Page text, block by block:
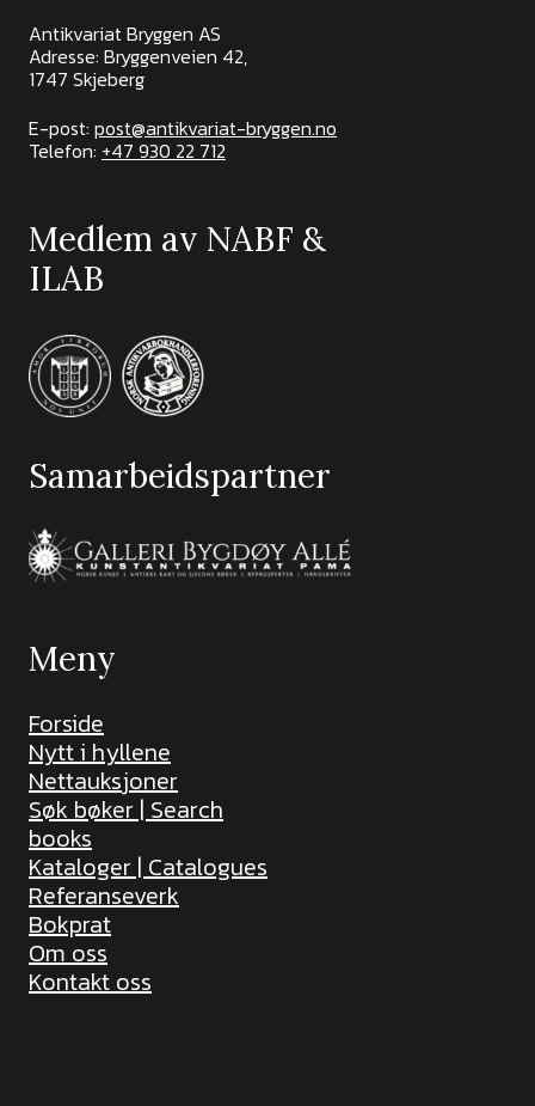
Antikvariat Bryggen AS
Adresse: Bryggenveien 42,
1747 Skjeberg
E-post: post@antikvariat-bryggen.no
Telefon: +47 930 22 712
Medlem av NABF &
ILAB
Samarbeidspartner
Meny
Forside
Nytt i hyllene
Nettauksjoner
Søk bøker | Search
books
Kataloger | Catalogues
Referanseverk
Bokprat
Om oss
Kontakt oss